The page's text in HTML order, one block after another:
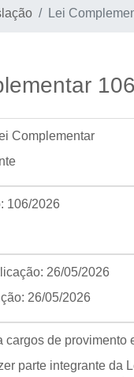
Lei
Complementar
106/2026
26/05/2026
26/05/2026
cargos de provimento
parte integrante da